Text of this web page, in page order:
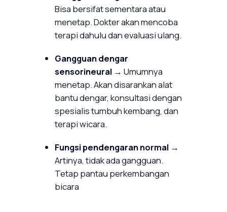
Bisa bersifat sementara atau
menetap. Dokter akan mencoba
terapi dahulu dan evaluasi ulang.
Gangguan dengar
sensorineural → Umumnya
menetap. Akan disarankan alat
bantu dengar, konsultasi dengan
spesialis tumbuh kembang, dan
terapi wicara.
Fungsi pendengaran normal →
Artinya, tidak ada gangguan.
Tetap pantau perkembangan
bicara